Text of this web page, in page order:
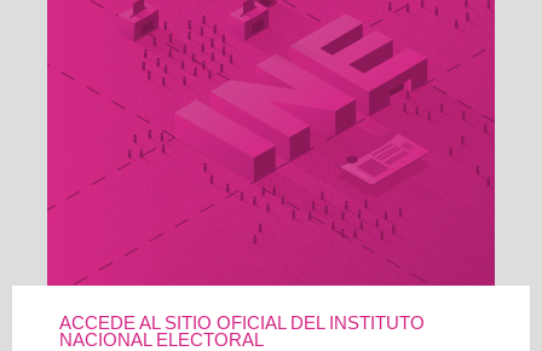
ACCEDE AL SITIO OFICIAL DEL INSTITUTO
NACIONAL ELECTORAL